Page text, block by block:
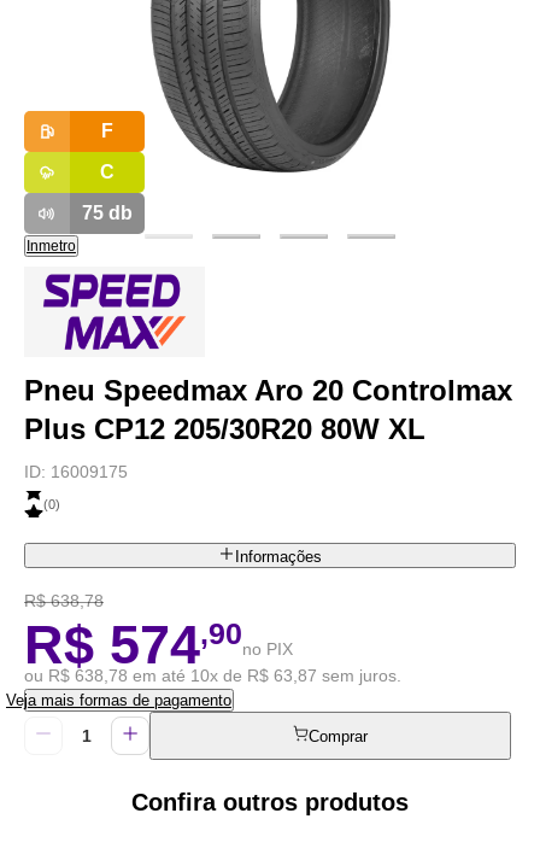
F
C
75db
Inmetro
Pneu Speedmax Aro 20 Controlmax
Plus CP12 205/30R20 80W XL
ID: 16009175
(0)
Informações
R$ 638,78
R$ 574,90no PIX
ou R$ 638,78 em até 10x de R$ 63,87 sem juros.
Veja mais formas de pagamento
Comprar
Confira outros produtos